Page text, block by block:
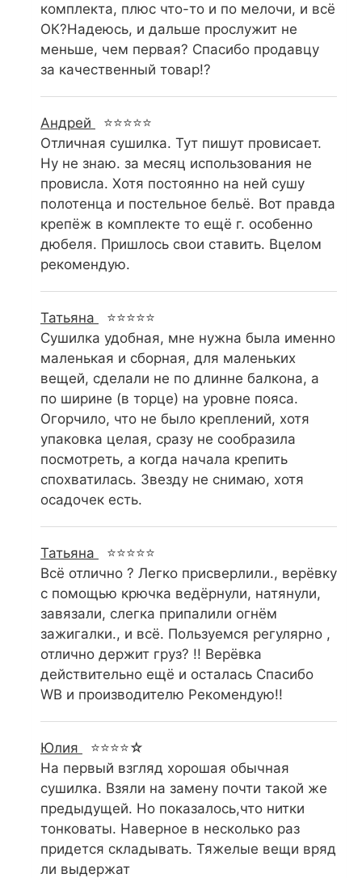
комплекта, плюс что-то и по мелочи, и всё
ОК?Надеюсь, и дальше прослужит не
меньше, чем первая? Спасибо продавцу
за качественный товар!?
Андрей
⭐⭐⭐⭐⭐
Отличная сушилка. Тут пишут провисает.
Ну не знаю. за месяц использования не
провисла. Хотя постоянно на ней сушу
полотенца и постельное бельё. Вот правда
крепёж в комплекте то ещё г. особенно
дюбеля. Пришлось свои ставить. Вцелом
рекомендую.
Татьяна
⭐⭐⭐⭐⭐
Сушилка удобная, мне нужна была именно
маленькая и сборная, для маленьких
вещей, сделали не по длинне балкона, а
по ширине (в торце) на уровне пояса.
Огорчило, что не было креплений, хотя
упаковка целая, сразу не сообразила
посмотреть, а когда начала крепить
спохватилась. Звезду не снимаю, хотя
осадочек есть.
Татьяна
⭐⭐⭐⭐⭐
Всё отлично ? Легко присверлили., верёвку
с помощью крючка ведёрнули, натянули,
завязали, слегка припалили огнём
зажигалки., и всё. Пользуемся регулярно ,
отлично держит груз? !! Верёвка
действительно ещё и осталась Спасибо
WB и производителю Рекомендую!!
Юлия
⭐⭐⭐⭐☆
На первый взгляд хорошая обычная
сушилка. Взяли на замену почти такой же
предыдущей. Но показалось,что нитки
тонковаты. Наверное в несколько раз
придется складывать. Тяжелые вещи вряд
ли выдержат